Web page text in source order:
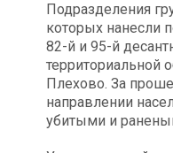
Подразделения
которых нанесли
82-й и 95-й
территориальной
Плехово. За
направлении
убитыми и